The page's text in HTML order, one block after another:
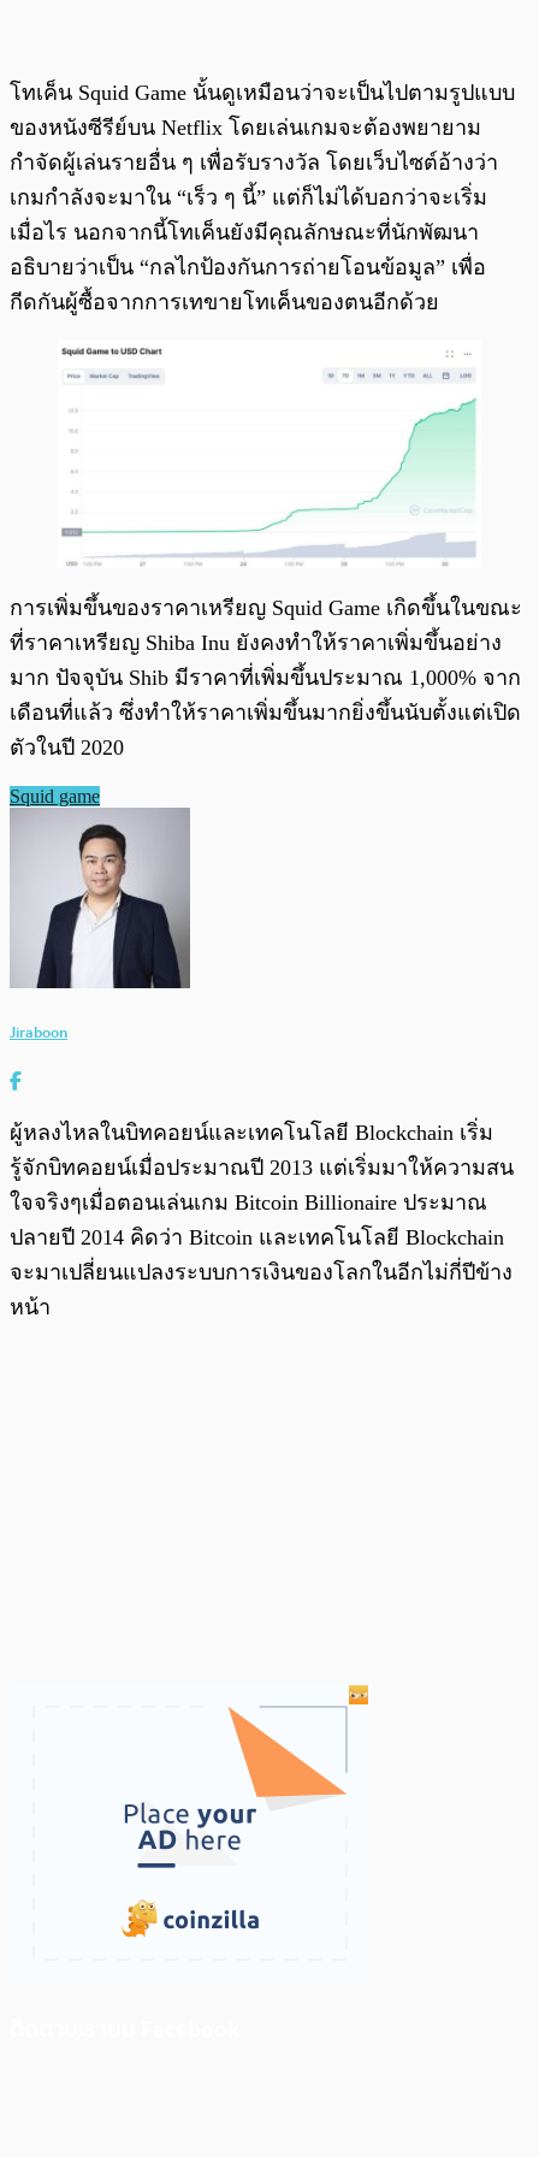
โทเค็น Squid Game นั้นดูเหมือนว่าจะเป็นไปตามรูปแบบ
ของหนังซีรีย์บน Netflix โดยเล่นเกมจะต้องพยายาม
กำจัดผู้เล่นรายอื่น ๆ เพื่อรับรางวัล โดยเว็บไซต์อ้างว่า
เกมกำลังจะมาใน “เร็ว ๆ นี้” แต่ก็ไม่ได้บอกว่าจะเริ่ม
เมื่อไร นอกจากนี้โทเค็นยังมีคุณลักษณะที่นักพัฒนา
อธิบายว่าเป็น “กลไกป้องกันการถ่ายโอนข้อมูล” เพื่อ
กีดกันผู้ซื้อจากการเทขายโทเค็นของตนอีกด้วย
การเพิ่มขึ้นของราคาเหรียญ Squid Game เกิดขึ้นในขณะ
ที่ราคาเหรียญ Shiba Inu ยังคงทำให้ราคาเพิ่มขึ้นอย่าง
มาก ปัจจุบัน Shib มีราคาที่เพิ่มขึ้นประมาณ 1,000% จาก
เดือนที่แล้ว ซึ่งทำให้ราคาเพิ่มขึ้นมากยิ่งขึ้นนับตั้งแต่เปิด
ตัวในปี 2020
Squid game
Jiraboon
ผู้หลงไหลในบิทคอยน์และเทคโนโลยี Blockchain เริ่ม
รู้จักบิทคอยน์เมื่อประมาณปี 2013 แต่เริ่มมาให้ความสน
ใจจริงๆเมื่อตอนเล่นเกม Bitcoin Billionaire ประมาณ
ปลายปี 2014 คิดว่า Bitcoin และเทคโนโลยี Blockchain
จะมาเปลี่ยนแปลงระบบการเงินของโลกในอีกไม่กี่ปีข้าง
หน้า